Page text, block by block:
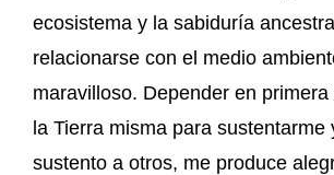
ecosistema y la sabiduría
relacionarse con el medio
maravilloso. Depender en
la Tierra misma para sustentarme
sustento a otros, me produce